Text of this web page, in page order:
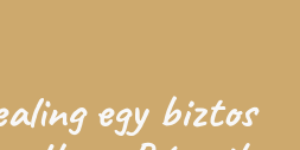
egy biztos